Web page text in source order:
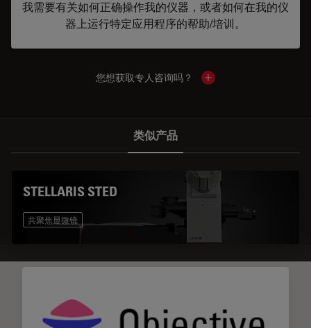
我需要有关如何正确操作我的仪器，或者如何在我的仪
器上运行特定应用程序的帮助/培训。
您想获取专人咨询吗？ Show local contacts
类似产品
STELLARIS STED
共聚焦显微镜